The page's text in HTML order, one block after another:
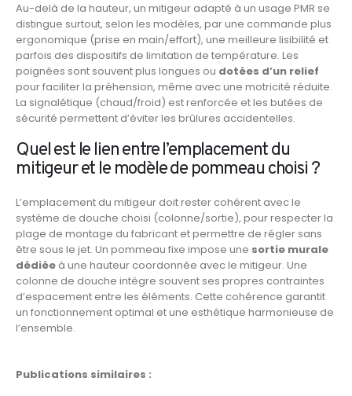
Au-delà de la hauteur, un mitigeur adapté à un usage PMR se
distingue surtout, selon les modèles, par une commande plus
ergonomique (prise en main/effort), une meilleure lisibilité et
parfois des dispositifs de limitation de température. Les
poignées sont souvent plus longues ou dotées d’un relief
pour faciliter la préhension, même avec une motricité réduite.
La signalétique (chaud/froid) est renforcée et les butées de
sécurité permettent d’éviter les brûlures accidentelles.
Quel est le lien entre l’emplacement du
mitigeur et le modèle de pommeau choisi ?
L’emplacement du mitigeur doit rester cohérent avec le
système de douche choisi (colonne/sortie), pour respecter la
plage de montage du fabricant et permettre de régler sans
être sous le jet. Un pommeau fixe impose une sortie murale
dédiée à une hauteur coordonnée avec le mitigeur. Une
colonne de douche intègre souvent ses propres contraintes
d’espacement entre les éléments. Cette cohérence garantit
un fonctionnement optimal et une esthétique harmonieuse de
l’ensemble.
Publications similaires :